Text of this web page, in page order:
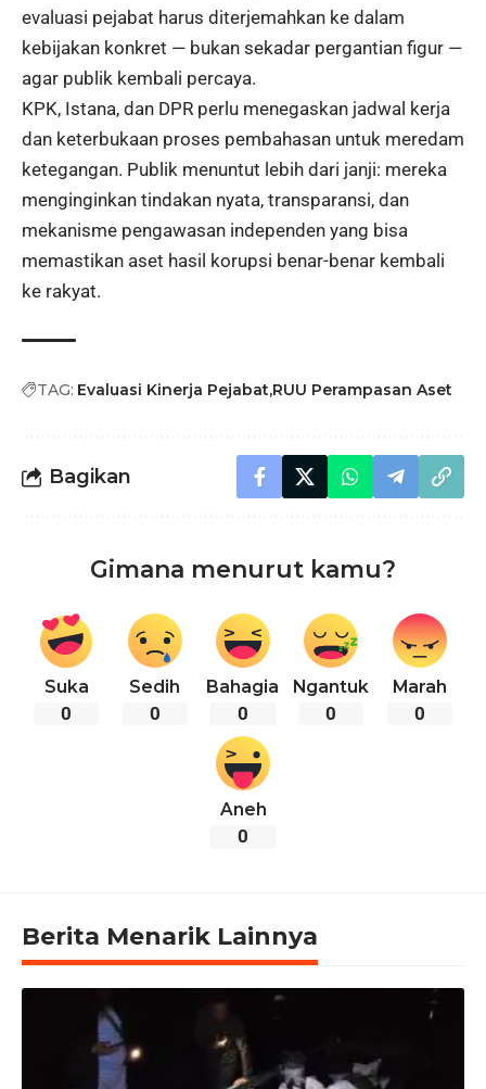
evaluasi pejabat harus diterjemahkan ke dalam
kebijakan konkret — bukan sekadar pergantian figur —
agar publik kembali percaya.
KPK, Istana, dan DPR perlu menegaskan jadwal kerja
dan keterbukaan proses pembahasan untuk meredam
ketegangan. Publik menuntut lebih dari janji: mereka
menginginkan tindakan nyata, transparansi, dan
mekanisme pengawasan independen yang bisa
memastikan aset hasil korupsi benar-benar kembali
ke rakyat.
TAG: Evaluasi Kinerja Pejabat RUU Perampasan Aset
Bagikan
Gimana menurut kamu?
Suka
0
Sedih
0
Bahagia
0
Ngantuk
0
Marah
0
Aneh
0
Berita Menarik Lainnya